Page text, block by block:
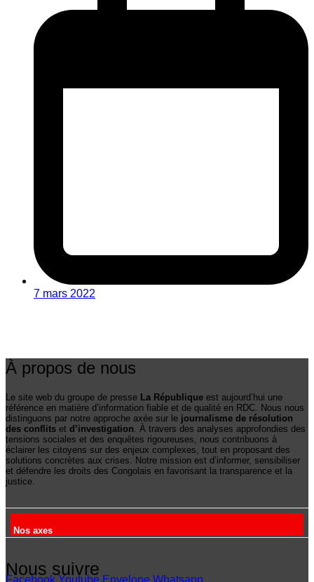
7 mars 2022
À propos de nous
Le site web du groupe de presse La République est aujourd’hui une
référence en matière d’information fiable et de qualité en RDC. Nous nous
distinguons par notre approche axée sur le journalisme de résolution
des conflits et d’investigation. À travers des analyses approfondies des
tensions sociales et des enquêtes rigoureuses, nous contribuons à
éclairer les citoyens sur des enjeux complexes, tout en proposant des
solutions concrètes aux crises. Notre mission est d’informer, sensibiliser
et défendre les droits des Congolais en favorisant la transparence et la
justice.
Nos axes
Nous suivre